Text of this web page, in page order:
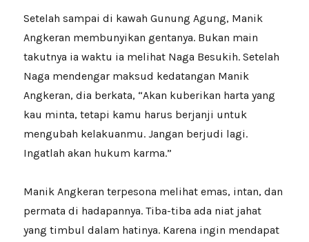
Setelah sampai di kawah Gunung Agung, Manik
Angkeran membunyikan gentanya. Bukan main
takutnya ia waktu ia melihat Naga Besukih. Setelah
Naga mendengar maksud kedatangan Manik
Angkeran, dia berkata, “Akan kuberikan harta yang
kau minta, tetapi kamu harus berjanji untuk
mengubah kelakuanmu. Jangan berjudi lagi.
Ingatlah akan hukum karma.”
Manik Angkeran terpesona melihat emas, intan, dan
permata di hadapannya. Tiba-tiba ada niat jahat
yang timbul dalam hatinya. Karena ingin mendapat